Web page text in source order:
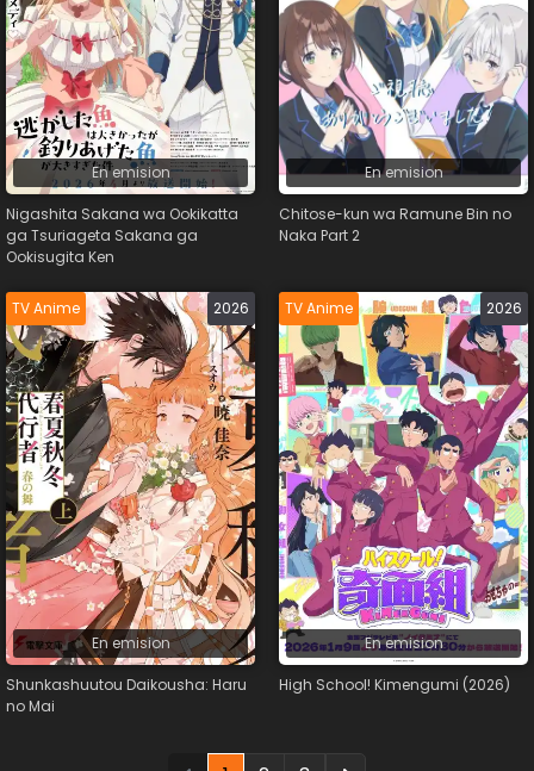
En emision
Nigashita Sakana wa Ookikatta
ga Tsuriageta Sakana ga
Ookisugita Ken
En emision
Chitose-kun wa Ramune Bin no
Naka Part 2
TV Anime 2026
En emision
Shunkashuutou Daikousha: Haru
no Mai
TV Anime 2026
En emision
High School! Kimengumi (2026)